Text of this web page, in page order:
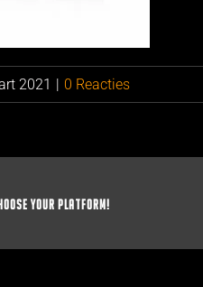
2021 0 Reacties
Your Platform!